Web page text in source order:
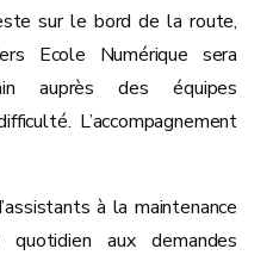
sur le bord de la route,
Ecole Numérique sera
auprès des équipes
L’accompagnement
à la maintenance
quotidien aux demandes